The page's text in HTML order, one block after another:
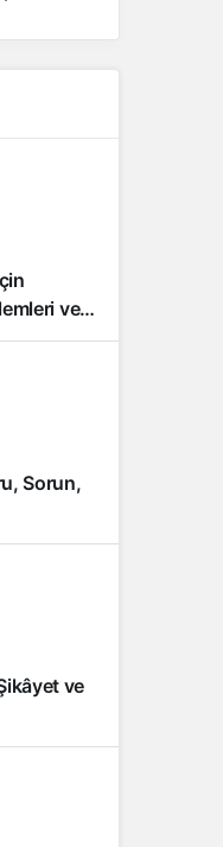
ve
Sorun,
ve